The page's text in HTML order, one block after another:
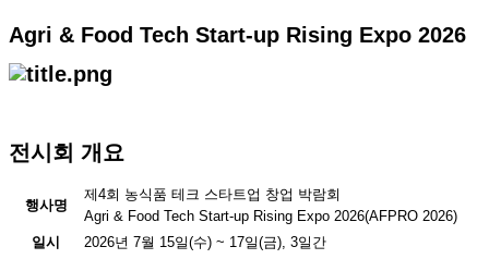
Agri & Food Tech Start-up Rising Expo 2026
전시회 개요
행사명
제4회 농식품 테크 스타트업 창업 박람회
Agri & Food Tech Start-up Rising Expo 2026(AFPRO 2026)
일시
2026년 7월 15일(수) ~ 17일(금), 3일간